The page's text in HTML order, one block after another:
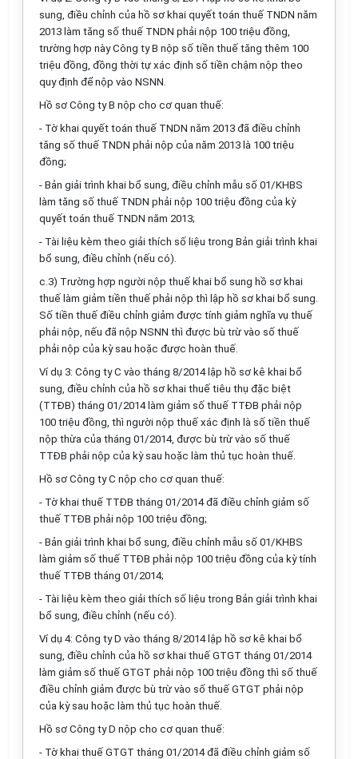
sung, điều chỉnh của hồ sơ khai quyết toán thuế TNDN năm
2013 làm tăng số thuế TNDN phải nộp 100 triệu đồng,
trường hợp này Công ty B nộp số tiền thuế tăng thêm 100
triệu đồng, đồng thời tự xác định số tiền chậm nộp theo
quy định để nộp vào NSNN.
Hồ sơ Công ty B nộp cho cơ quan thuế:
- Tờ khai quyết toán thuế TNDN năm 2013 đã điều chỉnh
tăng số thuế TNDN phải nộp của năm 2013 là 100 triệu
đồng;
- Bản giải trình khai bổ sung, điều chỉnh mẫu số 01/KHBS
làm tăng số thuế TNDN phải nộp 100 triệu đồng của kỳ
quyết toán thuế TNDN năm 2013;
- Tài liệu kèm theo giải thích số liệu trong Bản giải trình khai
bổ sung, điều chỉnh (nếu có).
c.3) Trường hợp người nộp thuế khai bổ sung hồ sơ khai
thuế làm giảm tiền thuế phải nộp thì lập hồ sơ khai bổ sung.
Số tiền thuế điều chỉnh giảm được tính giảm nghĩa vụ thuế
phải nộp, nếu đã nộp NSNN thì được bù trừ vào số thuế
phải nộp của kỳ sau hoặc được hoàn thuế.
Ví dụ 3: Công ty C vào tháng 8/2014 lập hồ sơ kê khai bổ
sung, điều chỉnh của hồ sơ khai thuế tiêu thụ đặc biệt
(TTĐB) tháng 01/2014 làm giảm số thuế TTĐB phải nộp
100 triệu đồng, thì người nộp thuế xác định là số tiền thuế
nộp thừa của tháng 01/2014, được bù trừ vào số thuế
TTĐB phải nộp của kỳ sau hoặc làm thủ tục hoàn thuế.
Hồ sơ Công ty C nộp cho cơ quan thuế:
- Tờ khai thuế TTĐB tháng 01/2014 đã điều chỉnh giảm số
thuế TTĐB phải nộp 100 triệu đồng;
- Bản giải trình khai bổ sung, điều chỉnh mẫu số 01/KHBS
làm giảm số thuế TTĐB phải nộp 100 triệu đồng của kỳ tính
thuế TTĐB tháng 01/2014;
- Tài liệu kèm theo giải thích số liệu trong Bản giải trình khai
bổ sung, điều chỉnh (nếu có).
Ví dụ 4: Công ty D vào tháng 8/2014 lập hồ sơ kê khai bổ
sung, điều chỉnh của hồ sơ khai thuế GTGT tháng 01/2014
làm giảm số thuế GTGT phải nộp 100 triệu đồng thì số thuế
điều chỉnh giảm được bù trừ vào số thuế GTGT phải nộp
của kỳ sau hoặc làm thủ tục hoàn thuế.
Hồ sơ Công ty D nộp cho cơ quan thuế:
- Tờ khai thuế GTGT tháng 01/2014 đã điều chỉnh giảm số